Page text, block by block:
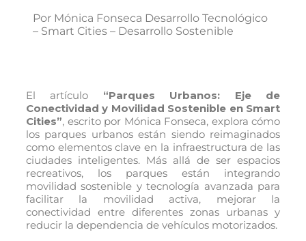
Por Mónica Fonseca Desarrollo Tecnológico
– Smart Cities – Desarrollo Sostenible
El artículo “Parques Urbanos: Eje de
Conectividad y Movilidad Sostenible en Smart
Cities”, escrito por Mónica Fonseca, explora cómo
los parques urbanos están siendo reimaginados
como elementos clave en la infraestructura de las
ciudades inteligentes. Más allá de ser espacios
recreativos, los parques están integrando
movilidad sostenible y tecnología avanzada para
facilitar la movilidad activa, mejorar la
conectividad entre diferentes zonas urbanas y
reducir la dependencia de vehículos motorizados.